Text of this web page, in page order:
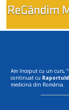
Am început cu un curs,
continuat cu
medicină din România.